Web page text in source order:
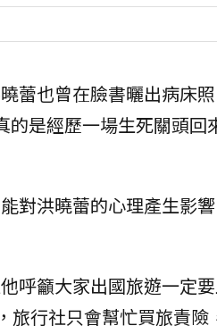
蕾也曾在臉書曬出病床
是經歷一場生死關頭回
對洪曉蕾的心理產生影
呼籲大家出國旅遊一定
行社只會幫忙買旅責險